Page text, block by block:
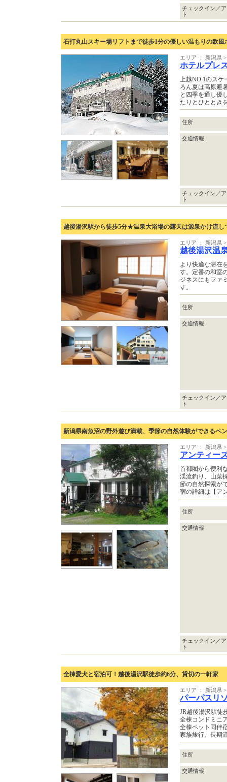
チェックイン／
ト
石打丸山スキー場リフトまで徒歩1分の優しい温もりの欧風
エリア ： 新潟県
ホテルプレ
上越NO.1のスケ
ろん夏は高原避
と四季を通し優
たりとひととき
住所
交通情報
チェックイン／
ト
越後湯沢駅から徒歩5分★温泉大浴場の露天は源泉かけ流し
エリア ： 新潟県
越後湯沢温
より快適な滞在
す。定番の和室
ジネスにもファ
す。
住所
交通情報
チェックイン／
ト
新潟県南魚沼の野外遊び満載、季節の自然体験ができるペ
エリア ： 新潟県
アンティー
首都圏から便利
渓流釣り、山菜
節の自然探索が
宿の詳細は【ア
住所
交通情報
チェックイン／
ト
全棟愛犬と宿泊可！越後湯沢駅徒歩約6分、貸切の一軒家
エリア ： 新潟県
パーパスリ
JR越後湯沢駅徒
全棟コンドミニ
全棟ペット同伴
家族旅行、長期
住所
交通情報